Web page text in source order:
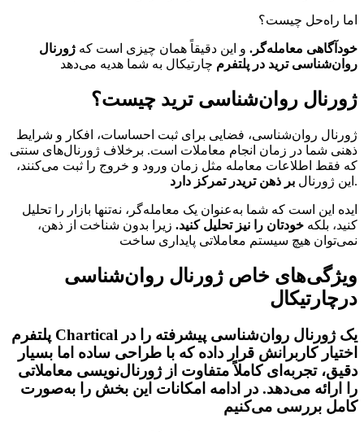
اما راه‌حل چیست؟
خودآگاهی معامله‌گر. و این دقیقاً همان چیزی است که ژورنال
روان‌شناسی ترید در پلتفرم چارتیکال به شما هدیه می‌دهد
ژورنال روان‌شناسی ترید چیست؟
ژورنال روان‌شناسی، فضایی برای ثبت احساسات، افکار و شرایط
ذهنی شما در زمان انجام معاملات است. برخلاف ژورنال‌های سنتی
که فقط اطلاعات معامله مثل زمان ورود و خروج را ثبت می‌کنند،
این ژورنال بر ذهن تریدر تمرکز دارد .
ایده این است که شما به‌عنوان یک معامله‌گر، نه‌تنها بازار را تحلیل
کنید، بلکه خودتان را نیز تحلیل کنید. زیرا بدون شناخت از ذهن،
نمی‌توان هیچ سیستم معاملاتی پایداری ساخت
ویژگی‌های خاص ژورنال روان‌شناسی
درچارتیکال
Chartical
اختیار کاربرانش قرار داده که با طراحی ساده اما بسیار
دقیق، تجربه‌ای کاملاً متفاوت از ژورنال‌نویسی معاملاتی
را ارائه می‌دهد. در ادامه امکانات این بخش را به‌صورت
کامل بررسی می‌کنیم